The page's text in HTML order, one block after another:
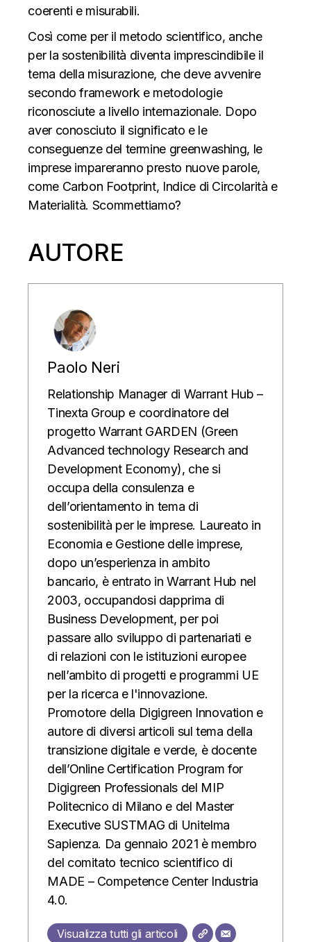
coerenti e misurabili.
Così come per il metodo scientifico, anche
per la sostenibilità diventa imprescindibile il
tema della misurazione, che deve avvenire
secondo framework e metodologie
riconosciute a livello internazionale. Dopo
aver conosciuto il significato e le
conseguenze del termine greenwashing, le
imprese impareranno presto nuove parole,
come Carbon Footprint, Indice di Circolarità e
Materialità. Scommettiamo?
AUTORE
Paolo Neri
Relationship Manager di Warrant Hub –
Tinexta Group e coordinatore del
progetto Warrant GARDEN (Green
Advanced technology Research and
Development Economy), che si
occupa della consulenza e
dell’orientamento in tema di
sostenibilità per le imprese. Laureato in
Economia e Gestione delle imprese,
dopo un’esperienza in ambito
bancario, è entrato in Warrant Hub nel
2003, occupandosi dapprima di
Business Development, per poi
passare allo sviluppo di partenariati e
di relazioni con le istituzioni europee
nell’ambito di progetti e programmi UE
per la ricerca e l'innovazione.
Promotore della Digigreen Innovation e
autore di diversi articoli sul tema della
transizione digitale e verde, è docente
dell’Online Certification Program for
Digigreen Professionals del MIP
Politecnico di Milano e del Master
Executive SUSTMAG di Unitelma
Sapienza. Da gennaio 2021 è membro
del comitato tecnico scientifico di
MADE – Competence Center Industria
4.0.
Visualizza tutti gli articoli